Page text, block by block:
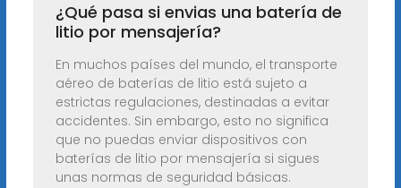
¿Qué pasa si envias una batería de
litio por mensajería?
En muchos países del mundo, el transporte
aéreo de baterías de litio está sujeto a
estrictas regulaciones, destinadas a evitar
accidentes. Sin embargo, esto no significa
que no puedas enviar dispositivos con
baterías de litio por mensajería si sigues
unas normas de seguridad básicas.